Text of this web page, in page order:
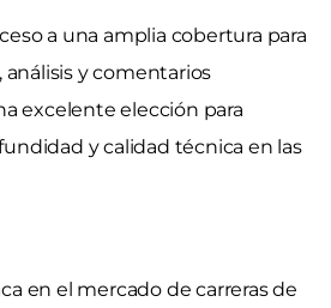
a una amplia cobertura para
análisis y comentarios
excelente elección para
y calidad técnica en las
en el mercado de carreras de